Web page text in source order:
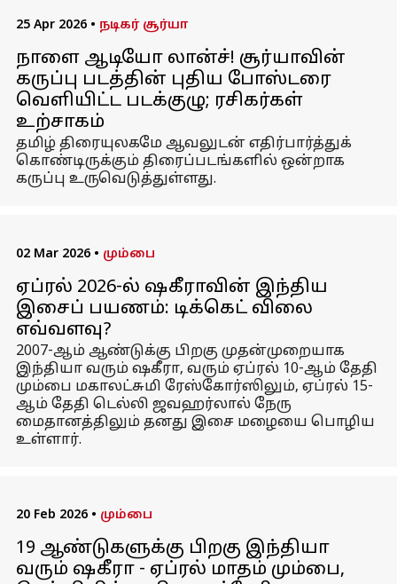
25 Apr 2026 • நடிகர் சூர்யா
நாளை ஆடியோ லான்ச்! சூர்யாவின்
கருப்பு படத்தின் புதிய போஸ்டரை
வெளியிட்ட படக்குழு; ரசிகர்கள்
உற்சாகம்
தமிழ் திரையுலகமே ஆவலுடன் எதிர்பார்த்துக்
கொண்டிருக்கும் திரைப்படங்களில் ஒன்றாக
கருப்பு உருவெடுத்துள்ளது.
02 Mar 2026 • மும்பை
ஏப்ரல் 2026-ல் ஷகீராவின் இந்திய
இசைப் பயணம்: டிக்கெட் விலை
எவ்வளவு?
2007-ஆம் ஆண்டுக்கு பிறகு முதன்முறையாக
இந்தியா வரும் ஷகீரா, வரும் ஏப்ரல் 10-ஆம் தேதி
மும்பை மகாலட்சுமி ரேஸ்கோர்ஸிலும், ஏப்ரல் 15-
ஆம் தேதி டெல்லி ஜவஹர்லால் நேரு
மைதானத்திலும் தனது இசை மழையை பொழிய
உள்ளார்.
20 Feb 2026 • மும்பை
19 ஆண்டுகளுக்கு பிறகு இந்தியா
வரும் ஷகீரா - ஏப்ரல் மாதம் மும்பை,